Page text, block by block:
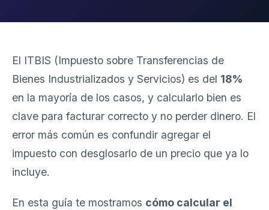
El ITBIS (Impuesto sobre Transferencias de
Bienes Industrializados y Servicios) es del 18%
en la mayoría de los casos, y calcularlo bien es
clave para facturar correcto y no perder dinero. El
error más común es confundir agregar el
impuesto con desglosarlo de un precio que ya lo
incluye.
En esta guía te mostramos cómo calcular el